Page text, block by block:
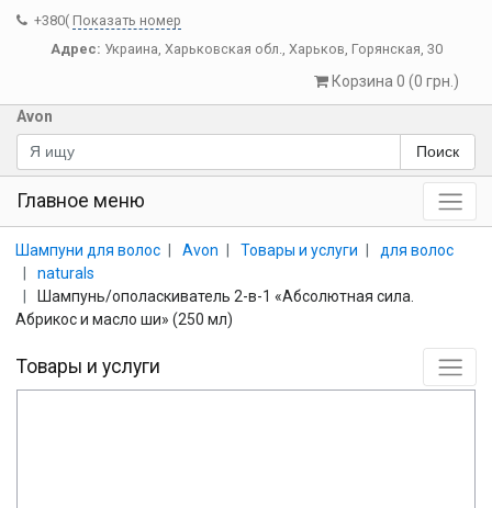
+380( Показать номер
Адрес: Украина, Харьковская обл., Харьков, Горянская, 30
Корзина 0 (0 грн.)
Avon
Поиск
Главное меню
Шампуни для волос Avon Товары и услуги
для волос
naturals
Шампунь/ополаскиватель 2-в-1 «Абсолютная сила.
Абрикос и масло ши» (250 мл)
Товары и услуги